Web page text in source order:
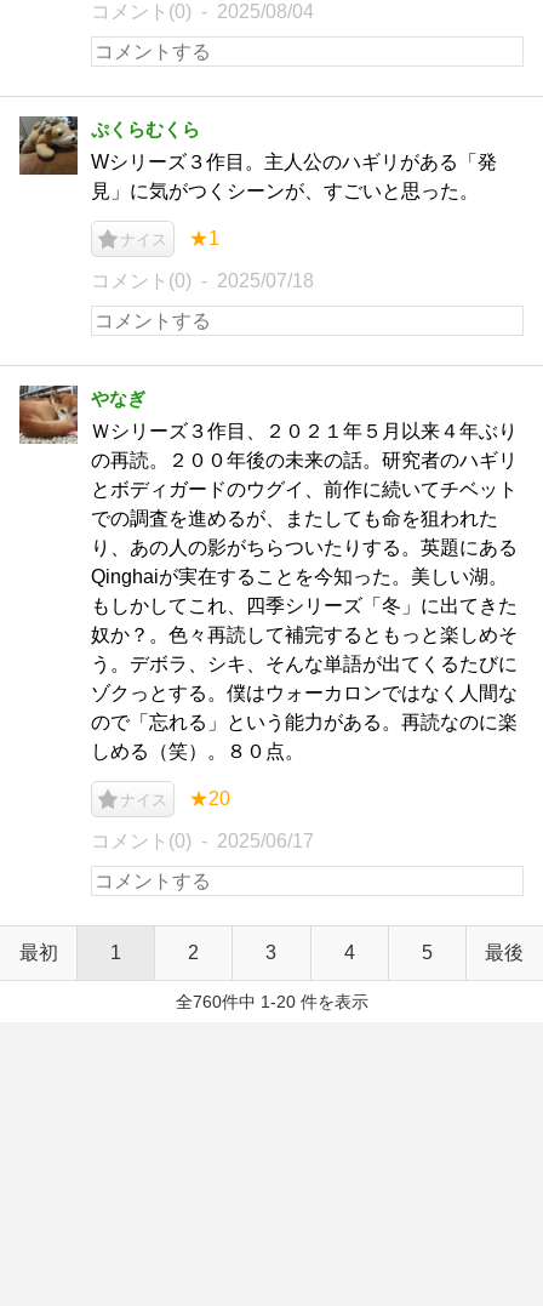
コメント(0) 2025/08/04
ぷくらむくら
Wシリーズ３作目。主人公のハギリがある「発
見」に気がつくシーンが、すごいと思った。
ナイス ★1
コメント(0) 2025/07/18
やなぎ
Ｗシリーズ３作目、２０２１年５月以来４年ぶり
の再読。２００年後の未来の話。研究者のハギリ
とボディガードのウグイ、前作に続いてチベット
での調査を進めるが、またしても命を狙われた
り、あの人の影がちらついたりする。英題にある
Qinghaiが実在することを今知った。美しい湖。
もしかしてこれ、四季シリーズ「冬」に出てきた
奴か？。色々再読して補完するともっと楽しめそ
う。デボラ、シキ、そんな単語が出てくるたびに
ゾクっとする。僕はウォーカロンではなく人間な
ので「忘れる」という能力がある。再読なのに楽
しめる（笑）。８０点。
ナイス ★20
コメント(0) 2025/06/17
最初 1 2 3 4 5 最後
全760件中 1-20 件を表示